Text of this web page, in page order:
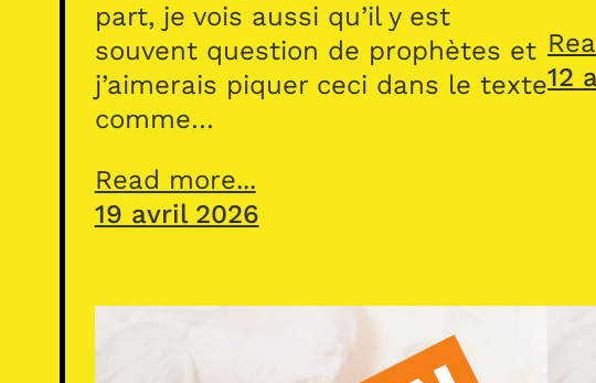
part, je vois aussi qu’il y est
souvent question de prophètes et
j’aimerais piquer ceci dans le texte
comme…
Read more...
19 avril 2026
12